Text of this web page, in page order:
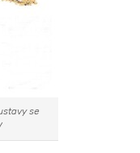
se